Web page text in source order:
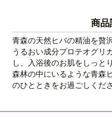
商
青森の天然ヒバの精油を贅
うるおい成分プロテオグリ
し、入浴後のお肌をしっと
森林の中にいるような青森
のひとときをお過ごしくださ